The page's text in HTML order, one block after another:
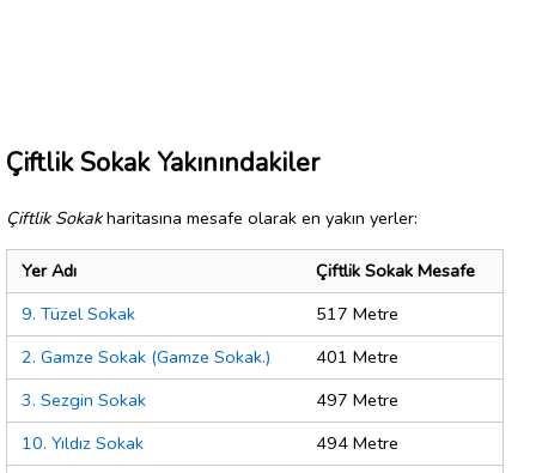
Çiftlik Sokak Yakınındakiler
Çiftlik Sokakharitasına mesafe olarak en yakın yerler:
Yer Adı
Çiftlik Sokak Mesafe
9. Tüzel Sokak
517 Metre
2. Gamze Sokak (Gamze Sokak.)
401 Metre
3. Sezgin Sokak
497 Metre
10. Yıldız Sokak
494 Metre